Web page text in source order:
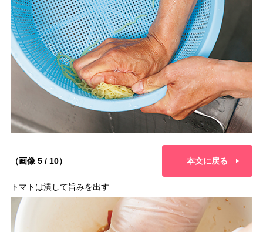
（画像 5 / 10） 本文に戻る
トマトは潰して旨みを出す